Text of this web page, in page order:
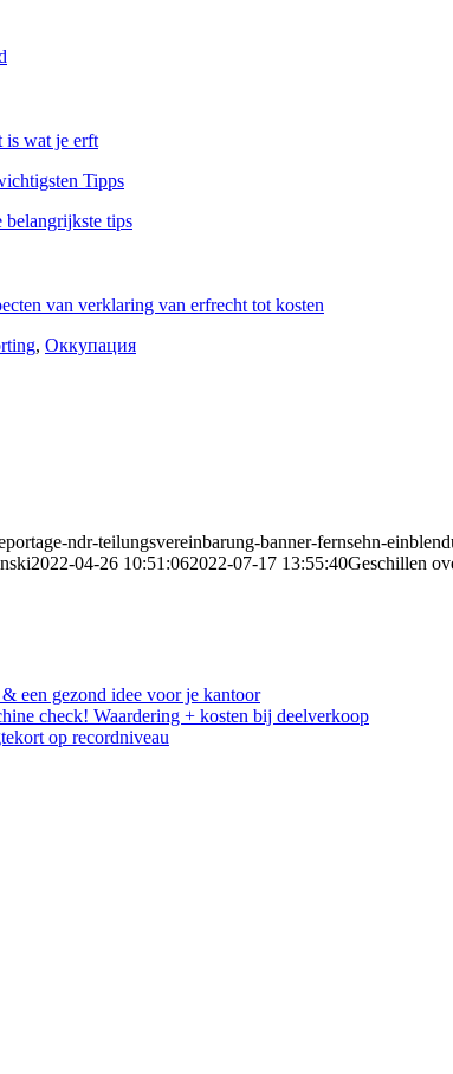
is wat je erft
belangrijkste tips
van verklaring van erfrecht tot kosten
, Оккупация
ndr-teilungsvereinbarung-banner-fernsehn-
2022-04-26 10:51:062022-07-17 13:55:40Geschillen
een gezond idee voor je kantoor
check! Waardering + kosten bij deelverkoop
op recordniveau